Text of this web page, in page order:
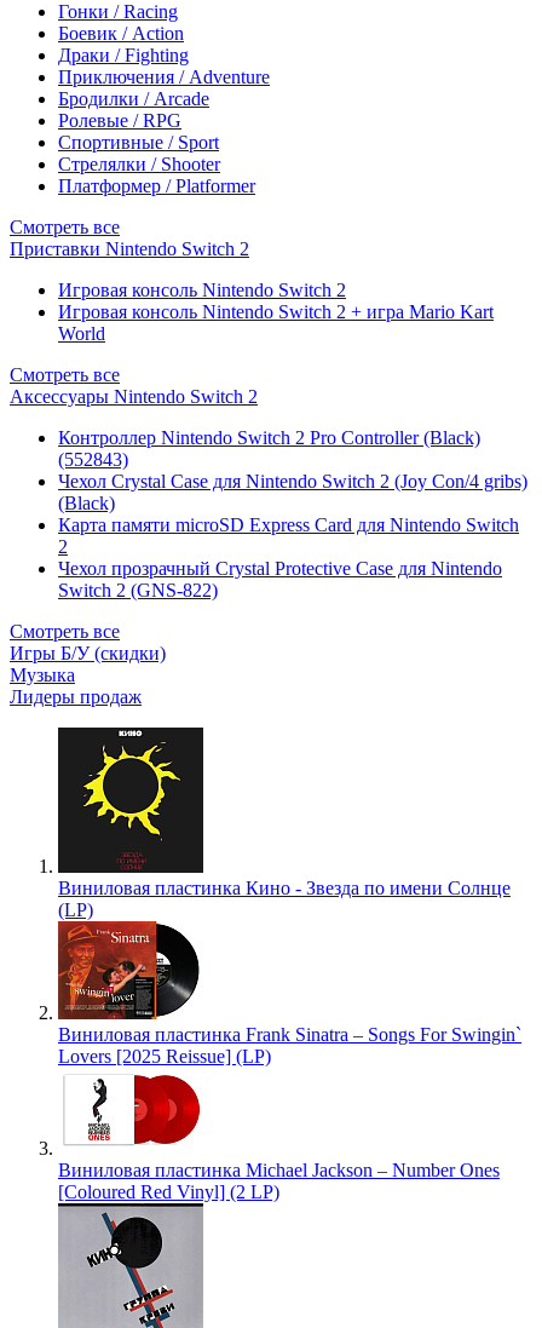
Гонки / Racing
Боевик / Action
Драки / Fighting
Приключения / Adventure
Бродилки / Arcade
Ролевые / RPG
Спортивные / Sport
Стрелялки / Shooter
Платформер / Platformer
Смотреть все
Приставки Nintendo Switch 2
Игровая консоль Nintendo Switch 2
Игровая консоль Nintendo Switch 2 + игра Mario Kart
World
Смотреть все
Аксессуары Nintendo Switch 2
Контроллер Nintendo Switch 2 Pro Controller (Black)
(552843)
Чехол Сrystal Сase для Nintendo Switch 2 (Joy Con/4 gribs)
(Black)
Карта памяти microSD Express Card для Nintendo Switch
2
Чехол прозрачный Crystal Protective Case для Nintendo
Switch 2 (GNS-822)
Смотреть все
Игры Б/У (скидки)
Музыка
Лидеры продаж
Виниловая пластинка Кино - Звезда по имени Солнце
(LP)
Виниловая пластинка Frank Sinatra – Songs For Swingin`
Lovers [2025 Reissue] (LP)
Виниловая пластинка Michael Jackson – Number Ones
[Coloured Red Vinyl] (2 LP)